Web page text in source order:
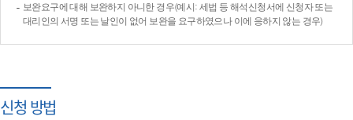
보완요구에 대해 보완하지 아니한 경우(예시: 세법 등 해석신청서에 신청자 또는
대리인의 서명 또는 날인이 없어 보완을 요구하였으나 이에 응하지 않는 경우)
신청 방법